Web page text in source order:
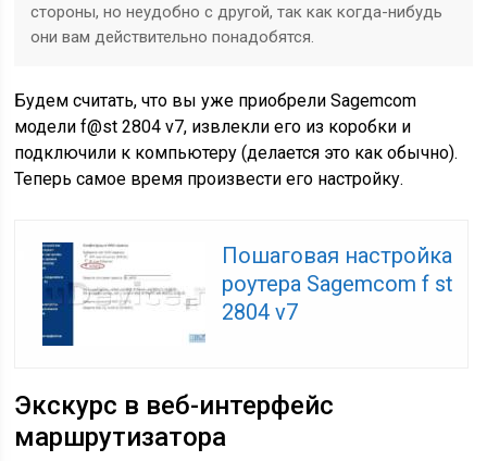
стороны, но неудобно с другой, так как когда-нибудь
они вам действительно понадобятся.
Будем считать, что вы уже приобрели Sagemcom
модели f@st 2804 v7, извлекли его из коробки и
подключили к компьютеру (делается это как обычно).
Теперь самое время произвести его настройку.
Пошаговая настройка
роутера Sagemcom f st
2804 v7
Экскурс в веб-интерфейс
маршрутизатора